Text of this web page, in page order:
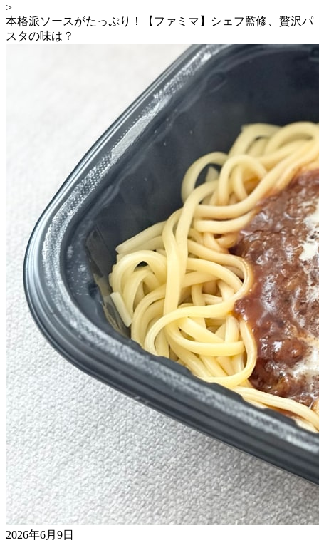
>
本格派ソースがたっぷり！【ファミマ】シェフ監修、贅沢パ
スタの味は？
2026年6月9日